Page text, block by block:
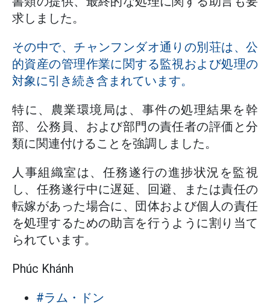
求しました。
その中で、チャンフンダオ通りの別荘は、公
的資産の管理作業に関する監視および処理の
対象に引き続き含まれています。
特に、農業環境局は、事件の処理結果を幹
部、公務員、および部門の責任者の評価と分
類に関連付けることを強調しました。
人事組織室は、任務遂行の進捗状況を監視
し、任務遂行中に遅延、回避、または責任の
転嫁があった場合に、団体および個人の責任
を処理するための助言を行うように割り当て
られています。
Phúc Khánh
#ラム・ドン